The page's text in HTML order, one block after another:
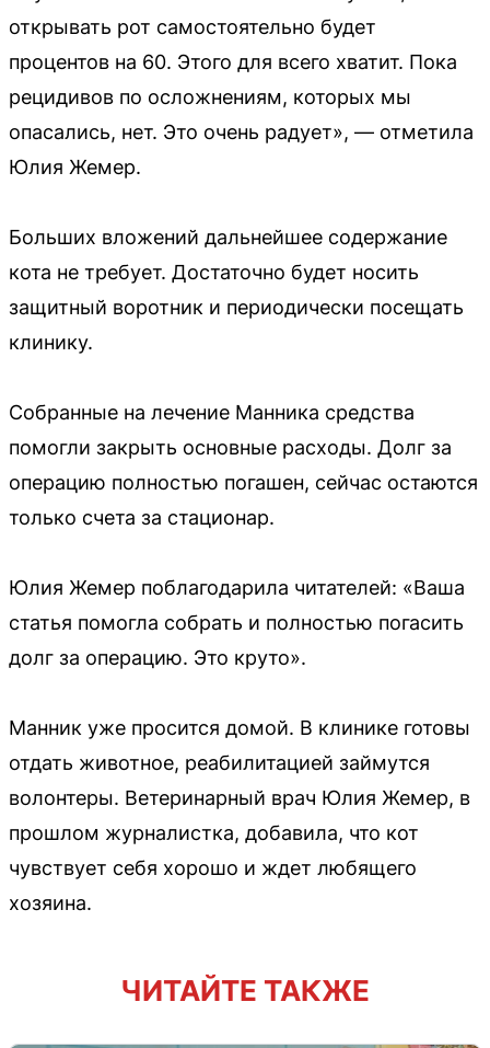
открывать рот самостоятельно будет
процентов на 60. Этого для всего хватит. Пока
рецидивов по осложнениям, которых мы
опасались, нет. Это очень радует», — отметила
Юлия Жемер.
Больших вложений дальнейшее содержание
кота не требует. Достаточно будет носить
защитный воротник и периодически посещать
клинику.
Собранные на лечение Манника средства
помогли закрыть основные расходы. Долг за
операцию полностью погашен, сейчас остаются
только счета за стационар.
Юлия Жемер поблагодарила читателей: «Ваша
статья помогла собрать и полностью погасить
долг за операцию. Это круто».
Манник уже просится домой. В клинике готовы
отдать животное, реабилитацией займутся
волонтеры. Ветеринарный врач Юлия Жемер, в
прошлом журналистка, добавила, что кот
чувствует себя хорошо и ждет любящего
хозяина.
ЧИТАЙТЕ ТАКЖЕ